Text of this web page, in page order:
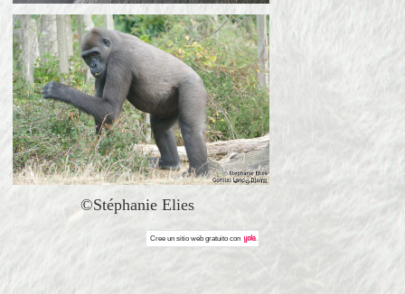
©Stéphanie Elies
Cree un sitio web gratuitocon